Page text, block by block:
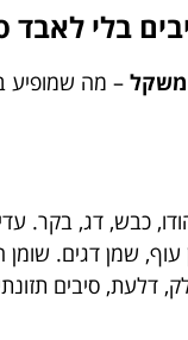
בלי לאבד
משקל – מה שמופיע
כבש, דג, בקר.
שמן דגים. שומן
דלעת, סיבים